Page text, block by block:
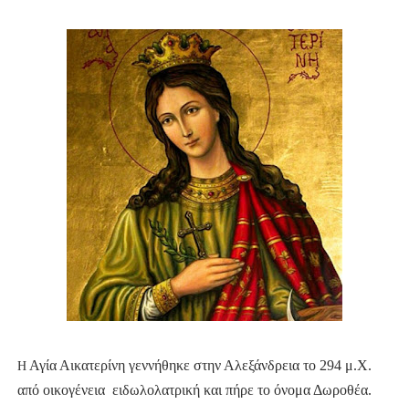
ΗΑγία Αικατερίνη γεννήθηκε στην Αλεξάνδρεια το 294 μ.Χ.
από οικογένεια ειδωλολατρική και πήρε το όνομα Δωροθέα.